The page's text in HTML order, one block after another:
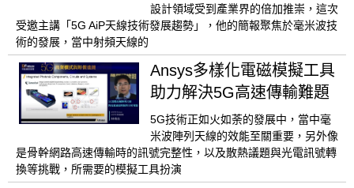
設計領域受到產業界的倍加推崇，這次
受邀主講「5G AiP天線技術發展趨勢」，他的簡報聚焦於毫米波技
術的發展，當中射頻天線的
Ansys多樣化電磁模擬工具
助力解決5G高速傳輸難題
5G技術正如火如荼的發展中，當中毫
米波陣列天線的效能至關重要，另外像
是骨幹網路高速傳輸時的訊號完整性，以及散熱議題與光電訊號轉
換等挑戰，所需要的模擬工具扮演